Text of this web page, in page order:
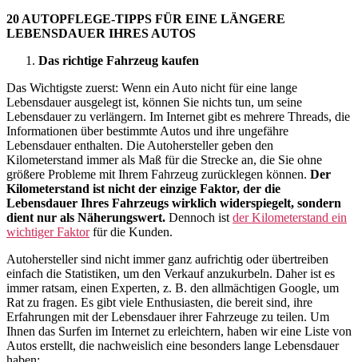
20 AUTOPFLEGE-TIPPS FÜR EINE LÄNGERE
LEBENSDAUER IHRES AUTOS
Das richtige Fahrzeug kaufen
Das Wichtigste zuerst: Wenn ein Auto nicht für eine lange
Lebensdauer ausgelegt ist, können Sie nichts tun, um seine
Lebensdauer zu verlängern. Im Internet gibt es mehrere Threads, die
Informationen über bestimmte Autos und ihre ungefähre
Lebensdauer enthalten. Die Autohersteller geben den
Kilometerstand immer als Maß für die Strecke an, die Sie ohne
größere Probleme mit Ihrem Fahrzeug zurücklegen können. Der
Kilometerstand ist nicht der einzige Faktor, der die
Lebensdauer Ihres Fahrzeugs wirklich widerspiegelt, sondern
dient nur als Näherungswert. Dennoch istder Kilometerstand ein
wichtiger Faktorfür die Kunden.
Autohersteller sind nicht immer ganz aufrichtig oder übertreiben
einfach die Statistiken, um den Verkauf anzukurbeln. Daher ist es
immer ratsam, einen Experten, z. B. den allmächtigen Google, um
Rat zu fragen. Es gibt viele Enthusiasten, die bereit sind, ihre
Erfahrungen mit der Lebensdauer ihrer Fahrzeuge zu teilen. Um
Ihnen das Surfen im Internet zu erleichtern, haben wir eine Liste von
Autos erstellt, die nachweislich eine besonders lange Lebensdauer